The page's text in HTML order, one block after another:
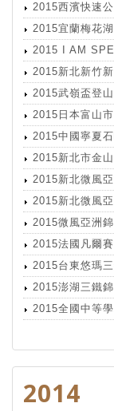
2015西濱快速
2015宜蘭梅花
2015 I AM
2015新北新竹
2015武嶺盃登
2015日本富山
2015中國寧夏
2015新北市金
2015新北微風
2015新北微風
2015微風亞洲
2015法國凡爾
2015台東悠瑪
2015澎湖三鐵
2015全國中等
2014